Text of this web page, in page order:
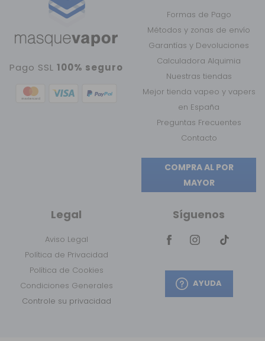
Pago SSL100% seguro
Formas de Pago
Métodos y zonas de envío
Garantías y Devoluciones
Calculadora Alquimia
Nuestras tiendas
Mejor tienda vapeo y vapers
en España
Preguntas Frecuentes
Contacto
COMPRA AL POR
MAYOR
Legal
Aviso Legal
Política de Privacidad
Política de Cookies
Condiciones Generales
Controle su privacidad
Síguenos
AYUDA